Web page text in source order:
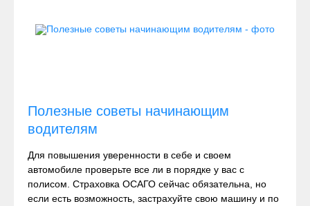
Полезные советы начинающим
водителям
Для повышения уверенности в себе и своем
автомобиле проверьте все ли в порядке у вас с
полисом. Страховка ОСАГО сейчас обязательна, но
если есть возможность, застрахуйте свою машину и по